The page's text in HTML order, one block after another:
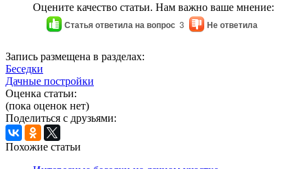
Оцените качество статьи. Нам важно ваше мнение:
Статья ответила на вопрос 3 Не ответила
Запись размещена в разделах:
Беседки
Дачные постройки
Оценка статьи:
(пока оценок нет)
Поделиться с друзьями:
Похожие статьи